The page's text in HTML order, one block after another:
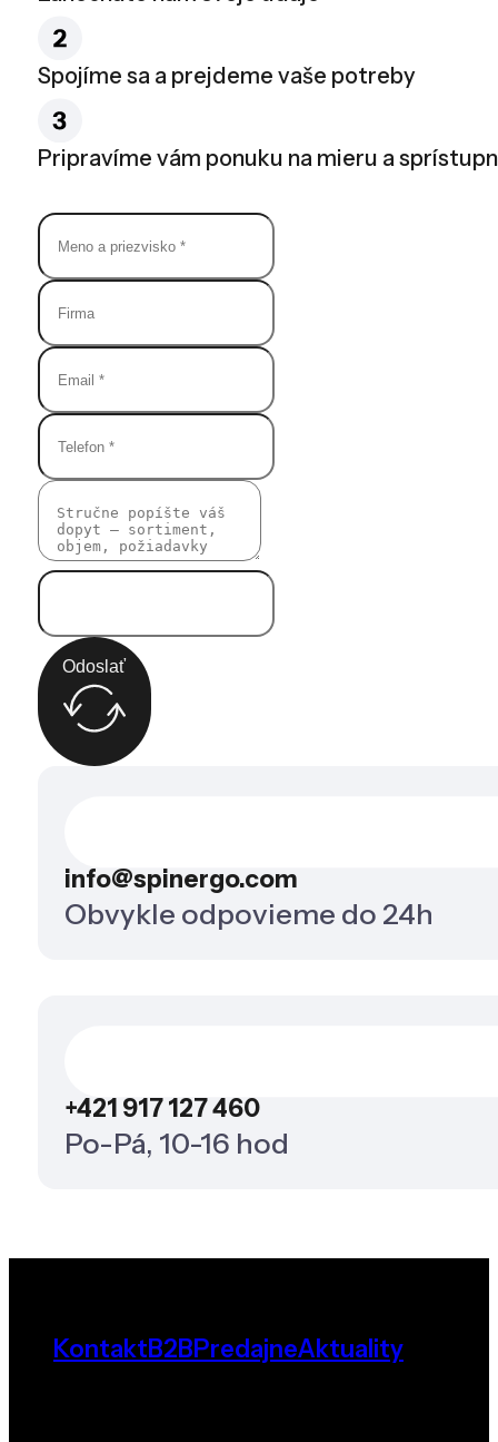
Spojíme sa a prejdeme vaše potreby
Pripravíme vám ponuku na mieru a
Odoslať
info@spinergo.com
Obvykle odpovieme do 24h
+421 917 127 460
Po-Pá, 10-16 hod
KontaktB2BPredajneAktuality